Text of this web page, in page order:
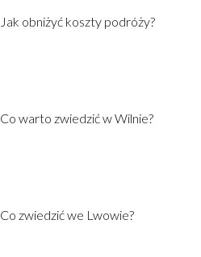
Jak obniżyć koszty podróży?
Co warto zwiedzić w Wilnie?
Co zwiedzić we Lwowie?